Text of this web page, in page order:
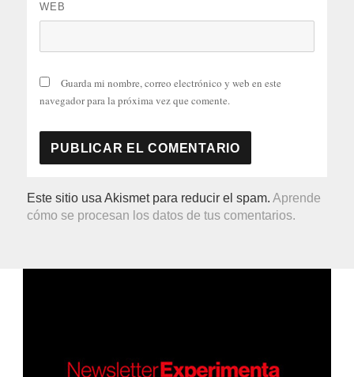
WEB
Guarda mi nombre, correo electrónico y web en este
navegador para la próxima vez que comente.
Este sitio usa Akismet para reducir el spam.Aprende
cómo se procesan los datos de tus comentarios.